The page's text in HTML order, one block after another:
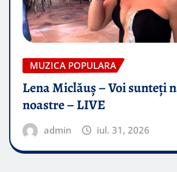
MUZICA POPULARA
Lena Miclăuș – Voi sunteți
noastre – LIVE
admin iul. 31, 2026